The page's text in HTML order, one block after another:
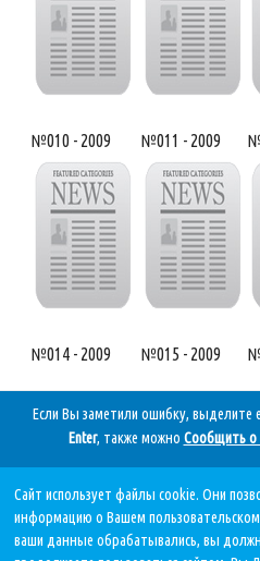
№010 - 2009 №011 - 2009
№014 - 2009 №015 - 2009
Если Вы заметили ошибку, выделите
Enter, также можно Сообщить о
Дата последнего обновления:
05.08.2026, в 11 11.
Сайт использует файлы cookie. Они
информацию о Вашем
ваши данные обрабатывались, вы